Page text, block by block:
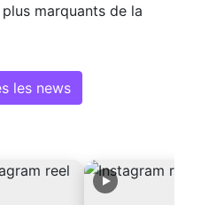
marquants de la
les news